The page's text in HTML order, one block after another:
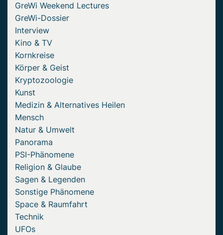
GreWi Weekend Lectures
GreWi-Dossier
Interview
Kino & TV
Kornkreise
Körper & Geist
Kryptozoologie
Kunst
Medizin & Alternatives Heilen
Mensch
Natur & Umwelt
Panorama
PSI-Phänomene
Religion & Glaube
Sagen & Legenden
Sonstige Phänomene
Space & Raumfahrt
Technik
UFOs